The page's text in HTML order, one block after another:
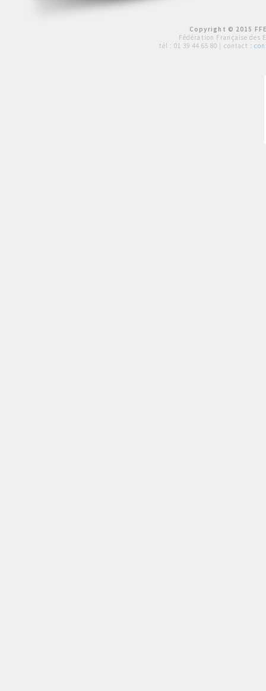
Copyright © 2015
Fédération Française des
tél : 01 39 44 65 80 | contact :